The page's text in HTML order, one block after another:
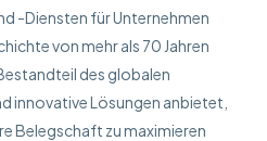
-Diensten für Unternehmen
von mehr als 70 Jahren
des globalen
innovative Lösungen anbietet,
Belegschaft zu maximieren